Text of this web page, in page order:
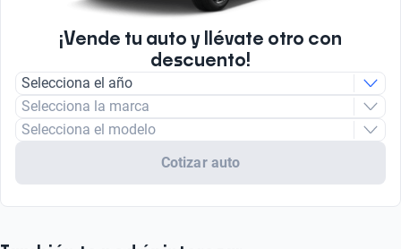
¡Vende tu auto y llévate otro con
descuento!
Selecciona el año
Selecciona la marca
Selecciona el modelo
Cotizar auto